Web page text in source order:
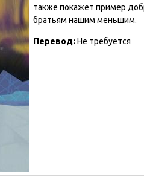
также покажет пример
братьям нашим меньшим.
Перевод: Не требуется